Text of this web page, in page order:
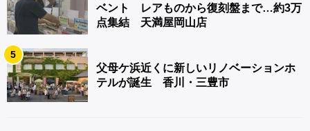
ベント レアものから復刻盤まで…約3万
点集結 天満屋岡山店
5
父母ケ浜近くに新しいリノベーションホ
テルが誕生 香川・三豊市